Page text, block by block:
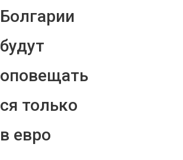
Болгарии
будут
оповещать
ся только
в евро